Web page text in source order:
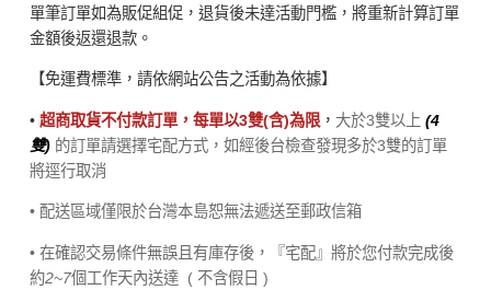
單筆訂單如為販促組促，退貨後未達活動門檻，將重新計算訂單
金額後返還退款。
【免運費標準，請依網站公告之活動為依據】
• 超商取貨不付款訂單，每單以3雙(含)為限， 大於3雙以上 (4
雙) 的訂單請選擇宅配方式，如經後台檢查發現多於3雙的訂單
將逕行取消
• 配送區域僅限於台灣本島恕無法遞送至郵政信箱
• 在確認交易條件無誤且有庫存後，『宅配』將於您付款完成後
約2~7個工作天內送達 ( 不含假日 )